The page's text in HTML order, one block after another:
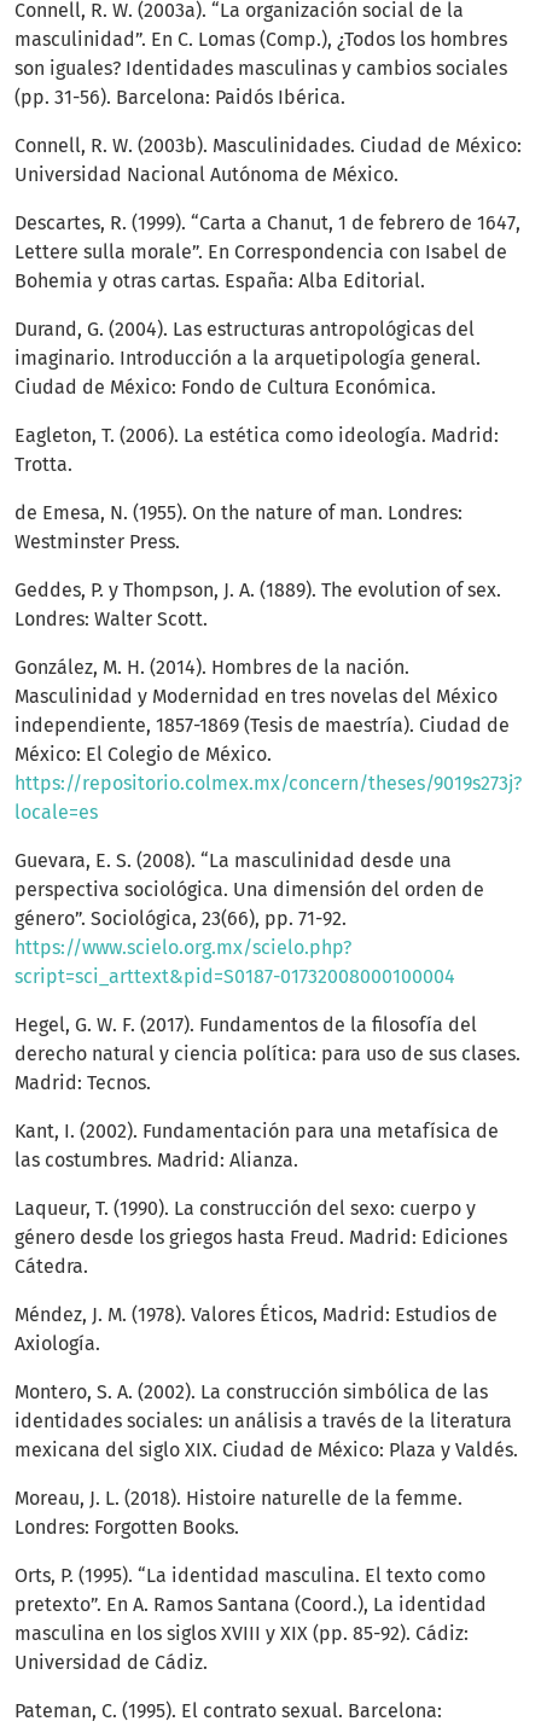
Connell, R. W. (2003a). “La organización social de la
masculinidad”. En C. Lomas (Comp.), ¿Todos los hombres
son iguales? Identidades masculinas y cambios sociales
(pp. 31-56). Barcelona: Paidós Ibérica.
Connell, R. W. (2003b). Masculinidades. Ciudad de México:
Universidad Nacional Autónoma de México.
Descartes, R. (1999). “Carta a Chanut, 1 de febrero de 1647,
Lettere sulla morale”. En Correspondencia con Isabel de
Bohemia y otras cartas. España: Alba Editorial.
Durand, G. (2004). Las estructuras antropológicas del
imaginario. Introducción a la arquetipología general.
Ciudad de México: Fondo de Cultura Económica.
Eagleton, T. (2006). La estética como ideología. Madrid:
Trotta.
de Emesa, N. (1955). On the nature of man. Londres:
Westminster Press.
Geddes, P. y Thompson, J. A. (1889). The evolution of sex.
Londres: Walter Scott.
González, M. H. (2014). Hombres de la nación.
Masculinidad y Modernidad en tres novelas del México
independiente, 1857-1869 (Tesis de maestría). Ciudad de
México: El Colegio de México.
https://repositorio.colmex.mx/concern/theses/9019s273j?
locale=es
Guevara, E. S. (2008). “La masculinidad desde una
perspectiva sociológica. Una dimensión del orden de
género”. Sociológica, 23(66), pp. 71-92.
https://www.scielo.org.mx/scielo.php?
script=sci_arttext&pid=S0187-01732008000100004
Hegel, G. W. F. (2017). Fundamentos de la filosofía del
derecho natural y ciencia política: para uso de sus clases.
Madrid: Tecnos.
Kant, I. (2002). Fundamentación para una metafísica de
las costumbres. Madrid: Alianza.
Laqueur, T. (1990). La construcción del sexo: cuerpo y
género desde los griegos hasta Freud. Madrid: Ediciones
Cátedra.
Méndez, J. M. (1978). Valores Éticos, Madrid: Estudios de
Axiología.
Montero, S. A. (2002). La construcción simbólica de las
identidades sociales: un análisis a través de la literatura
mexicana del siglo XIX. Ciudad de México: Plaza y Valdés.
Moreau, J. L. (2018). Histoire naturelle de la femme.
Londres: Forgotten Books.
Orts, P. (1995). “La identidad masculina. El texto como
pretexto”. En A. Ramos Santana (Coord.), La identidad
masculina en los siglos XVIII y XIX (pp. 85-92). Cádiz:
Universidad de Cádiz.
Pateman, C. (1995). El contrato sexual. Barcelona: